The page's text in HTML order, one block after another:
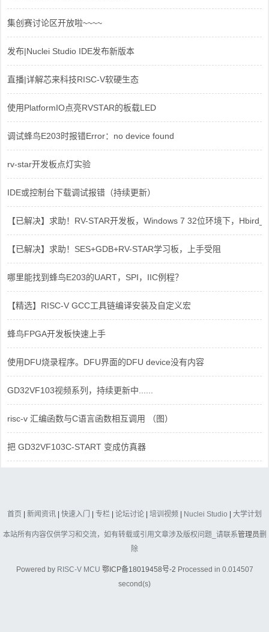
集创赛讨论区开放啦~~~~
发布|Nuclei Studio IDE发布新版本
直播|详解芯来科技RISC-V软硬生态
使用PlatformIO点亮RVSTAR的板载LED
调试蜂鸟E203时报错Error：no device found
rv-star开发板点灯实验
IDE或控制台下载调试报错（持续更新）
【已解决】求助！RV-STAR开发板，Windows 7 32位环境下，
【已解决】求助！SES+GDB+RV-STAR学习板，上手受阻
哪里能找到蜂鸟E203的UART，SPI，IIC例程？
【精选】RISC-V GCC工具链编译安装及自定义宏
蜂鸟FPGA开发板快速上手
使用DFU烧录程序。DFU界面的DFU device没有内容
GD32VF103视频系列，持续更新中......
risc-v 汇编函数与C语言函数相互调用 （图）
把 GD32VF103C-START 变成仿真器
首页 | 新闻资讯 | 快速入门 | 专栏 | 论坛讨论 | 培训视频 | Nuclei Studio | 大学计划
本站所有内容仅供学习和交流，如有转载或引用文章涉及版权问题_请联系管理员删
除
Powered by RISC-V MCU 鄂ICP备18019458号-2 Processed in 0.014507
second(s)